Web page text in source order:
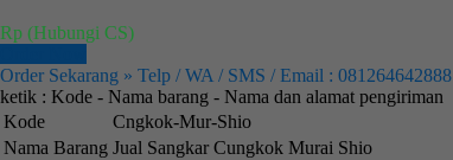
Rp (Hubungi CS)
Order Sekarang » Telp / WA / SMS / Email : 081264642888
ketik : Kode - Nama barang - Nama dan alamat pengiriman
Kode
Cngkok-Mur-Shio
Nama Barang Jual Sangkar Cungkok Murai Shio